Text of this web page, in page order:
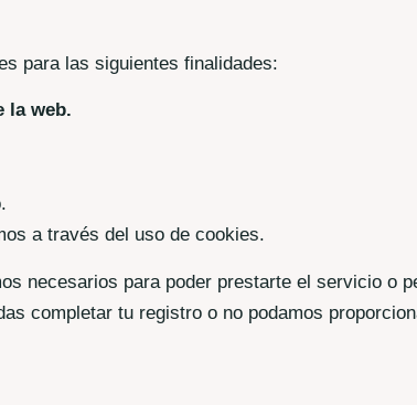
para las siguientes finalidades:
la web.
a través del uso de cookies.
necesarios para poder prestarte el servicio o
completar tu registro o no podamos